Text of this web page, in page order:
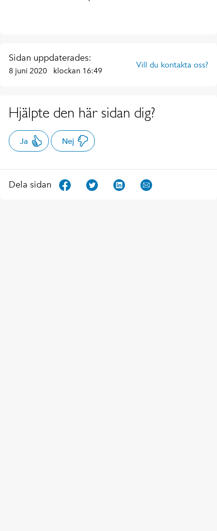
Sidan uppdaterades:
8 juni 2020 klockan 16:49
Vill du kontakta oss?
Hjälpte den här sidan dig?
Ja Nej
Dela sidan